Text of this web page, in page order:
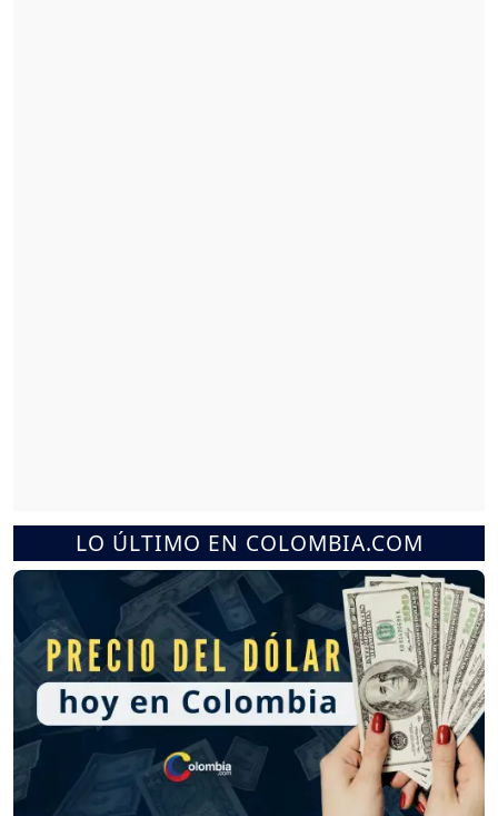
LO ÚLTIMO EN COLOMBIA.COM